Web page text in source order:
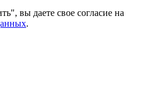
вы даете свое согласие на
.